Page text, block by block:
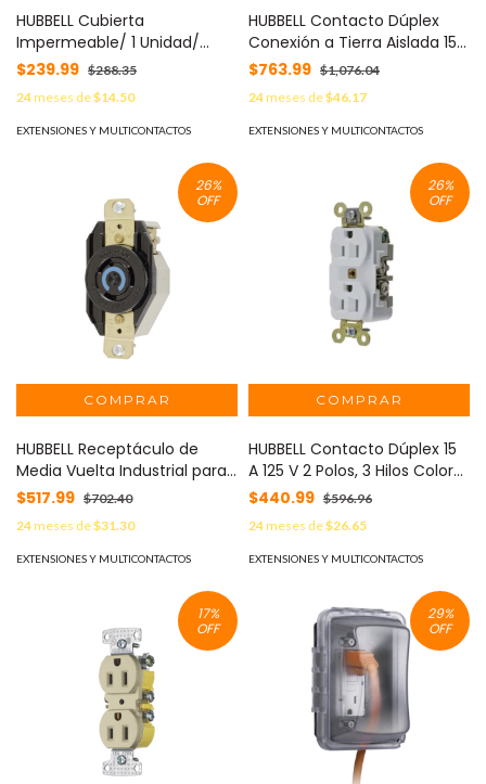
HUBBELL Cubierta
Impermeable/ 1 Unidad/
Horizontal-Vertical/ Servicio
Pesado/ Expandible/ Color
Gris. MOD: HUB-ML500G
$239.99 $288.35
24meses de$14.50
EXTENSIONES Y MULTICONTACTOS
HUBBELL Contacto Dúplex
Conexión a Tierra Aislada 15A
125V/ 2 Polos 3 Hilos/ Color
Naranja/ Nema 5-15R/ Grado
Industrial. MOD: HUB-IG5262
$763.99 $1,076.04
24meses de$46.17
EXTENSIONES Y MULTICONTACTOS
26%
OFF
HUBBELL Receptáculo de
Media Vuelta Industrial para
Empotrar/ 20A 250V/ 2 Polos
3 Hilos/ NEMA L6-20R / Color
Negro. MOD: HUB-HBL-2320
$517.99 $702.40
24meses de$31.30
EXTENSIONES Y MULTICONTACTOS
26%
OFF
HUBBELL Contacto Dúplex 15
A 125 V 2 Polos, 3 Hilos Color
Blanco (Nema 5-15R). Grado
Industrial. MOD: HUB-HBL-
5262W
$440.99 $596.96
24meses de$26.65
EXTENSIONES Y MULTICONTACTOS
17%
OFF
29%
OFF